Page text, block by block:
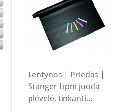
Lentynos | Priedas |
Stanger Lipni juoda
plėvelė, tinkanti